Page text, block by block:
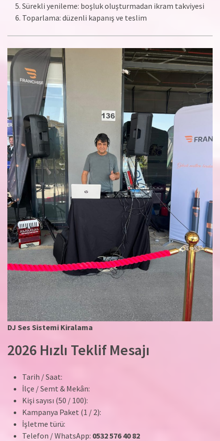
Sürekli yenileme: boşluk oluşturmadan ikram takviyesi
Toparlama: düzenli kapanış ve teslim
DJ Ses Sistemi Kiralama
2026 Hızlı Teklif Mesajı
Tarih / Saat:
İlçe / Semt & Mekân:
Kişi sayısı (50 / 100):
Kampanya Paket (1 / 2):
İşletme türü:
Telefon / WhatsApp: 0532 576 40 82